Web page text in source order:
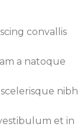
convallis
a natoque
nibh
et in